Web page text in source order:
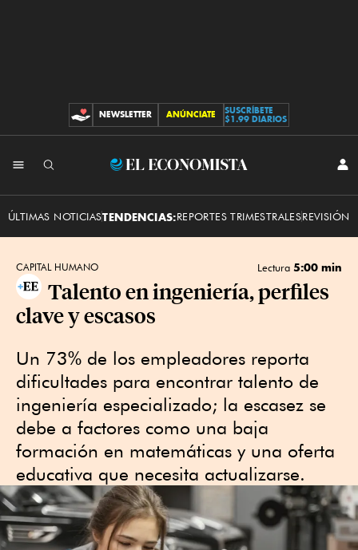
CONTRIBUCIONES
NEWSLETTER ANÚNCIATE
SUSCRÍBETE
$1.99 DIARIOS
El
ÚLTIMAS NOTICIASTENDENCIAS:REPORTES TRIMESTRALESREVISIÓN
CAPITAL HUMANO Lectura 5:00 min
Talento en ingeniería, perfiles
clave y escasos
Un 73% de los empleadores reporta
dificultades para encontrar talento de
ingeniería especializado; la escasez se
debe a factores como una baja
formación en matemáticas y una oferta
educativa que necesita actualizarse.